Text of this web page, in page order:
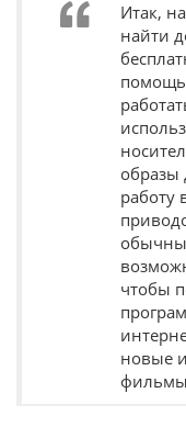
Итак,
найти
образы
работу
чтобы
новые